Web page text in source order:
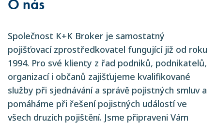
O nás
Společnost K+K Broker je samostatný
pojišťovací zprostředkovatel fungující již od roku
1994. Pro své klienty z řad podniků, podnikatelů,
organizací i občanů zajišťujeme kvalifikované
služby při sjednávání a správě pojistných smluv a
pomáháme při řešení pojistných událostí ve
všech druzích pojištění. Jsme připraveni Vám